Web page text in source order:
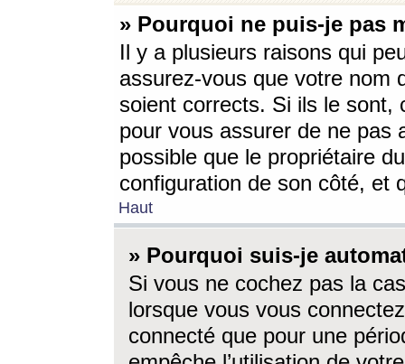
» Pourquoi ne puis-je pas
Il y a plusieurs raisons qui
assurez-vous que votre nom
soient corrects. Si ils le sont,
pour vous assurer de ne pas
possible que le propriétaire
configuration de son côté, et
Haut
» Pourquoi suis-je
Si vous ne cochez pas la
lorsque vous vous
connecté que pour une